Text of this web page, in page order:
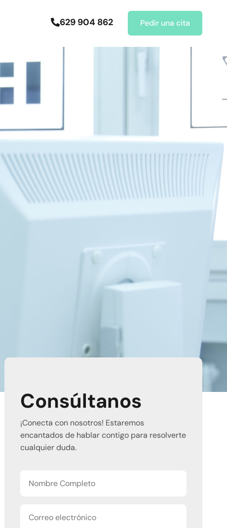
629 904 862 Pedir una cita
Consúltanos
¡Conecta con nosotros! Estaremos
encantados de hablar contigo para resolverte
cualquier duda.